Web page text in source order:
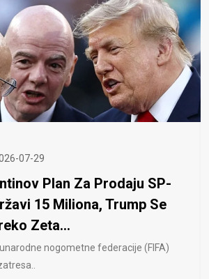
07-29
Plan Za Prodaju SP-
15 Miliona, Trump Se
Zeta...
nogometne federacije (FIFA)